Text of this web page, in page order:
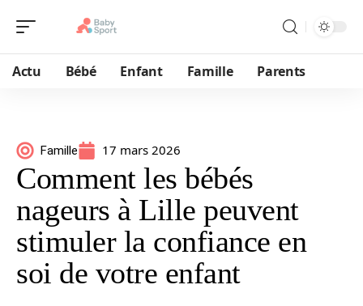
Actu Bébé Enfant Famille Parents
Famille 17 mars 2026
Comment les bébés
nageurs à Lille peuvent
stimuler la confiance en
soi de votre enfant